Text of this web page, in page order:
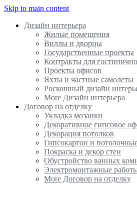
Skip to main content
Дизайн интерьера
Жилые помещения
Виллы и дворцы
Государственные проекты
Контракты для
Проекты офисов
Яхты и частные самолеты
Роскошный дизайн
More Дизайн интерьера
Договор на отделку
Укладка мозаики
Декоративное гипсовое
Декорация потолков
Гипсокартон и
Покраска и декор стен
Обустройство ванных
Электромонтажные
More Договор на отделку